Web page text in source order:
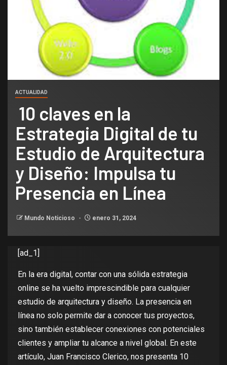
ACTUALIDAD
10 claves en la
Estrategia Digital de tu
Estudio de Arquitectura
y Diseño: Impulsa tu
Presencia en Línea
Mundo Noticioso enero 31, 2024
[ad_1]
En la era digital, contar con una sólida estrategia
online se ha vuelto imprescindible para cualquier
estudio de arquitectura y diseño. La presencia en
línea no solo permite dar a conocer tus proyectos,
sino también establecer conexiones con potenciales
clientes y ampliar tu alcance a nivel global. En este
artículo, Juan Francisco Clerico, nos presenta 10